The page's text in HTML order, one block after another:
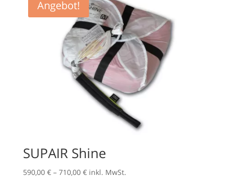
Angebot!
SUPAIR Shine
590,00 € – 710,00 €Preisspanne:
inkl. MwSt.